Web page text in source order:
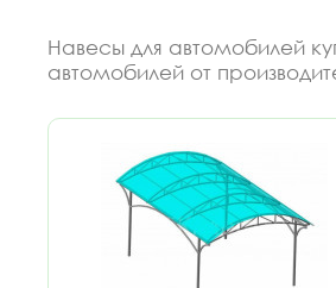
Навесы для автомобилей
автомобилей от